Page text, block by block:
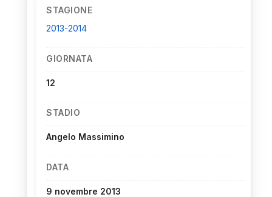
STAGIONE
2013-2014
GIORNATA
12
STADIO
Angelo Massimino
DATA
9 novembre 2013